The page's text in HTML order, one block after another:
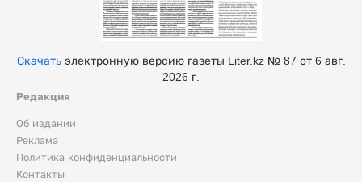
Редакция
Об издании
Реклама
Политика конфиденциальности
Контакты
Скачатьэлектронную версию газеты Liter.kz № 87 от 6 авг.
2026 г.